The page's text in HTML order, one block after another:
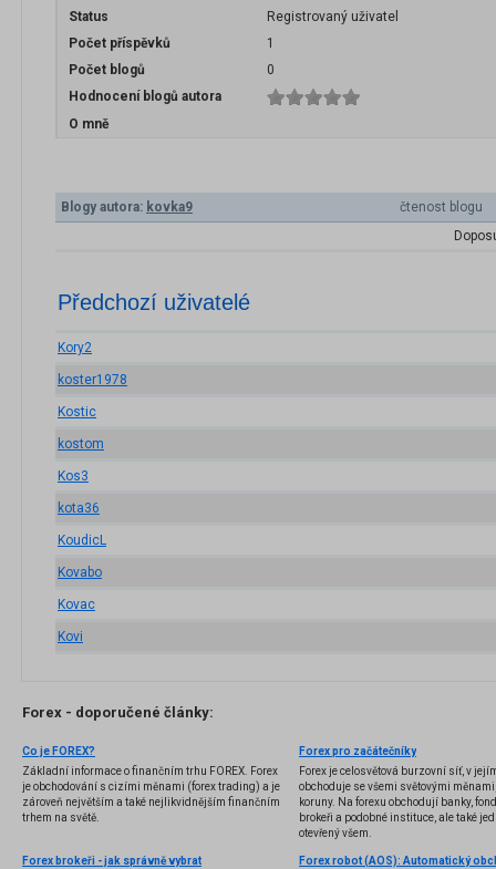
Status
Registrovaný uživatel
Počet příspěvků
1
Počet blogů
0
Hodnocení blogů autora
O mně
Blogy autora: kovka9
čtenost blogu
Předchozí uživatelé
Kory2
koster1978
Kostic
kostom
Kos3
kota36
KoudicL
Kovabo
Kovac
Kovi
Forex - doporučené články:
Co je FOREX?
Základní informace o finančním trhu FOREX. Forex
je obchodování s cizími měnami (forex trading) a je
zároveň největším a také nejlikvidnějším finančním
trhem na světě.
Forex pro začátečníky
Forex je celosvětová burzovní síť, v
obchoduje se všemi světovými
koruny. Na forexu obchodují banky,
brokeři a podobné instituce, ale také
otevřený všem.
Forex brokeři - jak správně vybrat